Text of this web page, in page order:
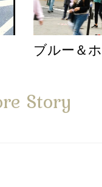
ブルー＆
Story